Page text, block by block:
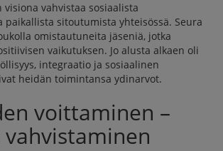
vahvistaa sosiaalista
paikallista sitoutumista yhteisössä. Seura
omistautuneita jäseniä, jotka
vaikutuksen. Jo alusta alkaen oli
integraatio ja sosiaalinen
heidän toimintansa ydinarvot.
voittaminen –